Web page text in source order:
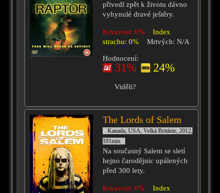
přivedl zpět k životu dávno
vyhynulé dravé ještěry.
Krvavost: 0%
Index
strachu: 0%
Mrtvých: N/A
Hodnocení:
31% 24%
Viděli?
The Lords of Salem
Kanada, USA, Velká Británie, 2012,
101min
Na současný Salem se sletí
hejno čarodějnic upálených
před 300 lety.
Krvavost: 0%
Index